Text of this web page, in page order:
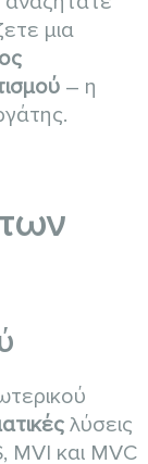
μια
– η
λύσεις
MVI και MVC